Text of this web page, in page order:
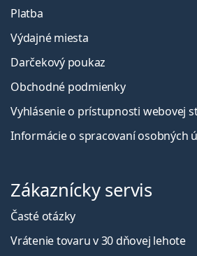
Platba
Výdajné miesta
Darčekový poukaz
Obchodné podmienky
Vyhlásenie o prístupnosti webovej
Informácie o spracovaní osobných
Zákaznícky servis
Časté otázky
Vrátenie tovaru v 30 dňovej lehote